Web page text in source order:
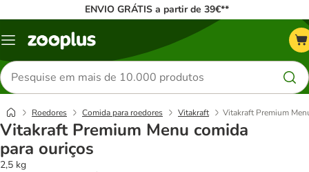
ENVIO GRÁTIS a partir de 39€**
Menu
Pesquisar
produtos
Roedores Comida para roedores Vitakraft Vitakraft Premium
Vitakraft Premium Menu comida
para ouriços
2,5 kg